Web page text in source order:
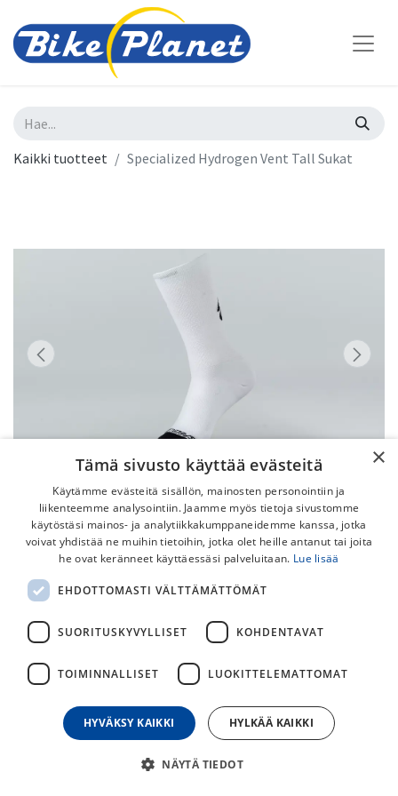
Kaikki tuotteet Specialized Hydrogen Vent Tall Sukat
Specialized Hydrogen Vent Tall
Sukat
Hydrogen Vent -pitkät maantiesukat ovat jalkojesi paras
ovat kevyimpiä käyttämiämme lankoja, minkä ansiosta jalat
€
×
Tämä sivusto käyttää evästeitä
Käytämme evästeitä sisällön, mainosten personointiin ja
liikenteemme analysointiin. Jaamme myös tietoja sivustomme
käytöstäsi mainos- ja analytiikkakumppaneidemme kanssa, jotka
voivat yhdistää ne muihin tietoihin, jotka olet heille antanut tai joita
he ovat keränneet käyttäessäsi palveluitaan. Lue lisää
EHDOTTOMASTI VÄLTTÄMÄTTÖMÄT
SUORITUSKYVYLLISET KOHDENTAVAT
TOIMINNALLISET LUOKITTELEMATTOMAT
HYVÄKSY KAIKKI HYLKÄÄ KAIKKI
NÄYTÄ TIEDOT